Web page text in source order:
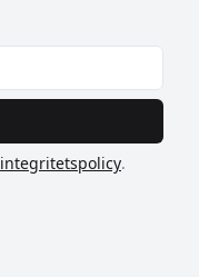
integritetspolicy.